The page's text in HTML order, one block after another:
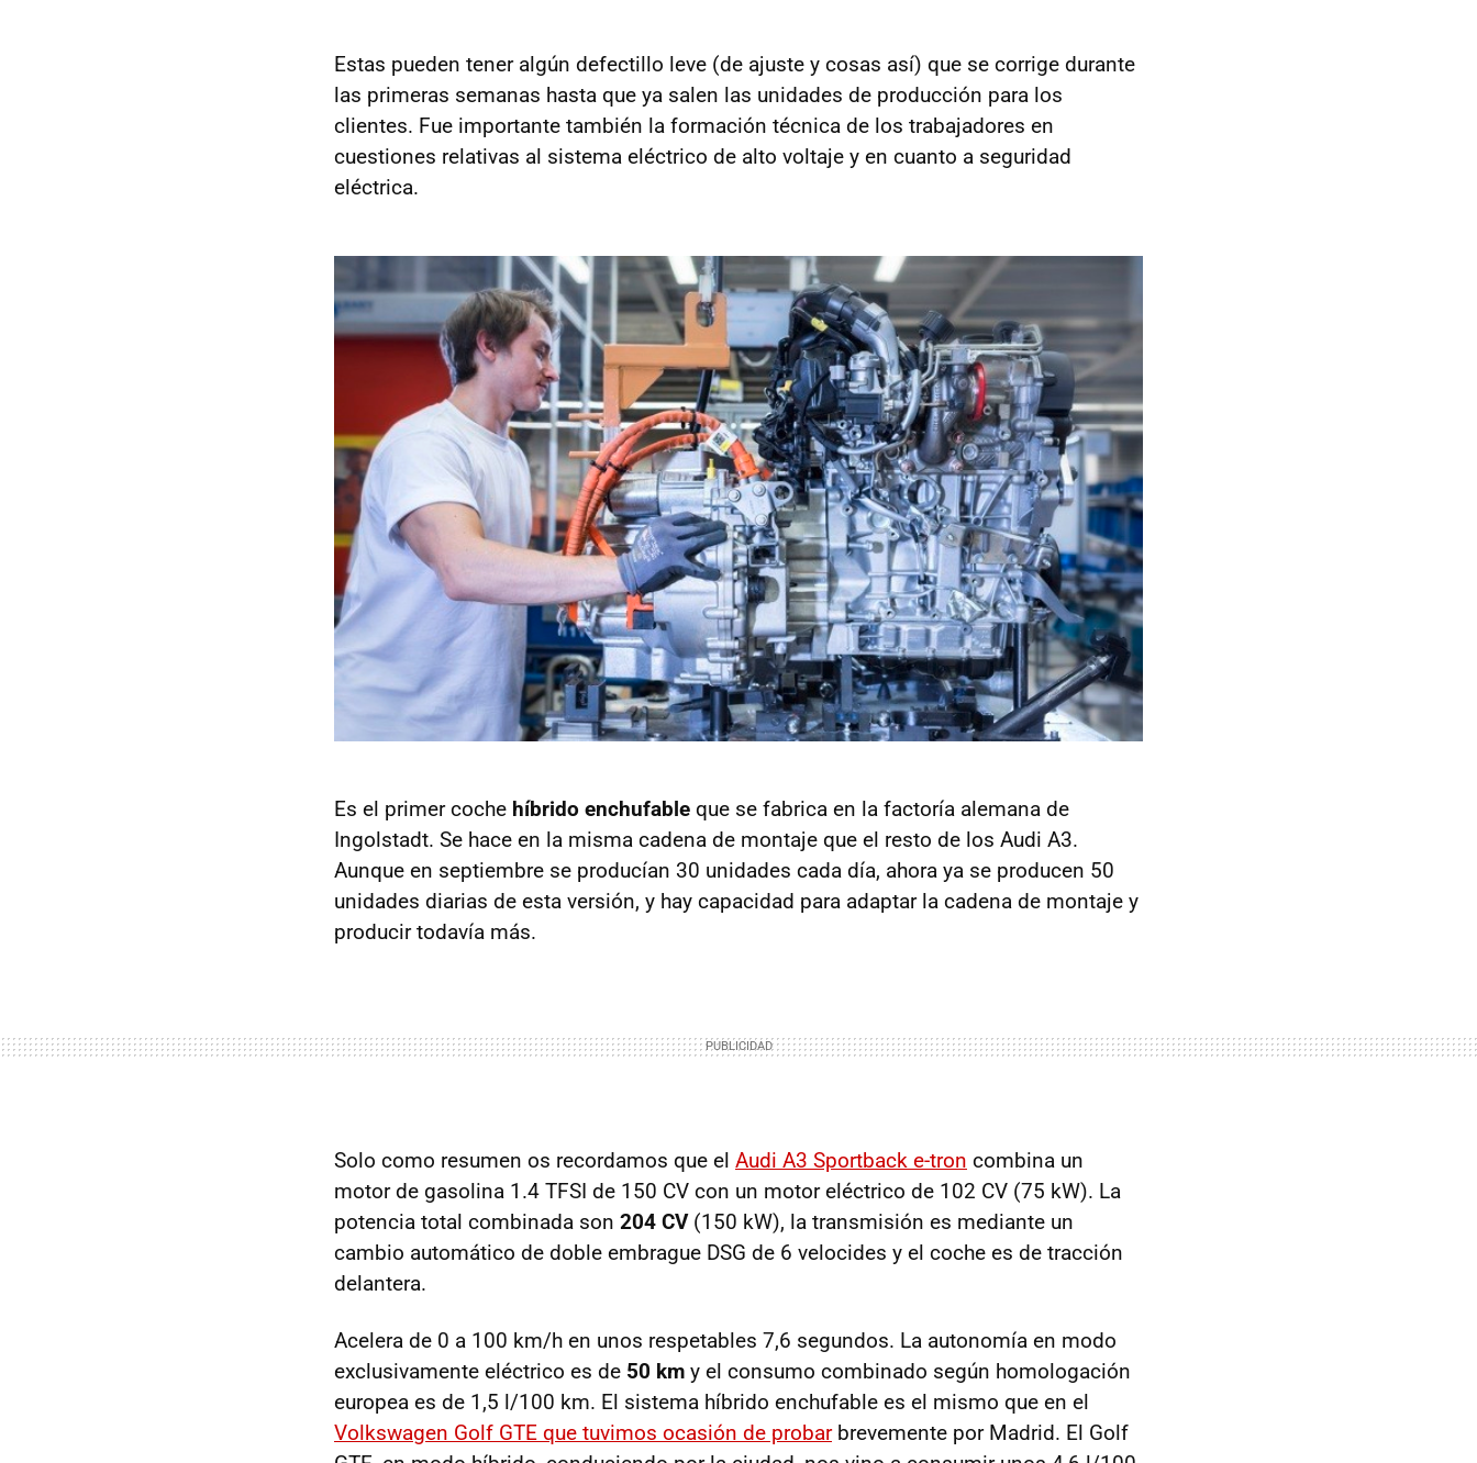
Estas pueden tener algún defectillo leve (de ajuste y cosas así) que se corrige durante
las primeras semanas hasta que ya salen las unidades de producción para los
clientes. Fue importante también la formación técnica de los trabajadores en
cuestiones relativas al sistema eléctrico de alto voltaje y en cuanto a seguridad
eléctrica.
Es el primer coche híbrido enchufable que se fabrica en la factoría alemana de
Ingolstadt. Se hace en la misma cadena de montaje que el resto de los Audi A3.
Aunque en septiembre se producían 30 unidades cada día, ahora ya se producen 50
unidades diarias de esta versión, y hay capacidad para adaptar la cadena de montaje y
producir todavía más.
Solo como resumen os recordamos que el Audi A3 Sportback e-tron combina un
motor de gasolina 1.4 TFSI de 150 CV con un motor eléctrico de 102 CV (75 kW). La
potencia total combinada son 204 CV(150 kW), la transmisión es mediante un
cambio automático de doble embrague DSG de 6 velocides y el coche es de tracción
delantera.
Acelera de 0 a 100 km/h en unos respetables 7,6 segundos. La autonomía en modo
exclusivamente eléctrico es de 50 km y el consumo combinado según homologación
europea es de 1,5 l/100 km. El sistema híbrido enchufable es el mismo que en el
Volkswagen Golf GTE que tuvimos ocasión de probarbrevemente por Madrid. El Golf